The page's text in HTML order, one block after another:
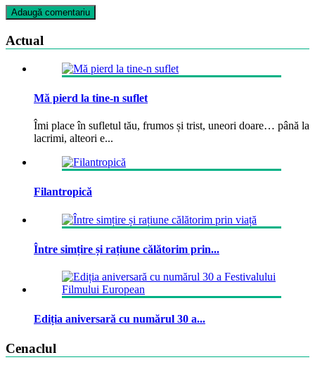
Actual
Mă pierd la tine-n suflet
Îmi place în sufletul tău, frumos și trist, uneori doare… până la
lacrimi, alteori e...
Filantropică
Între simțire și rațiune călătorim prin...
Ediția aniversară cu numărul 30 a...
Cenaclul